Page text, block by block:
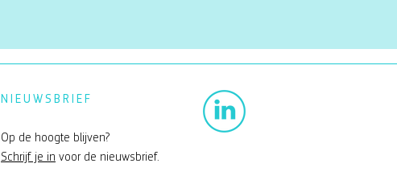
NIEUWSBRIEF
Op de hoogte blijven?
Schrijf je in voor de nieuwsbrief.